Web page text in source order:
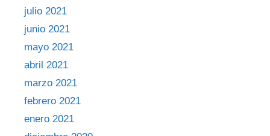
julio 2021
junio 2021
mayo 2021
abril 2021
marzo 2021
febrero 2021
enero 2021